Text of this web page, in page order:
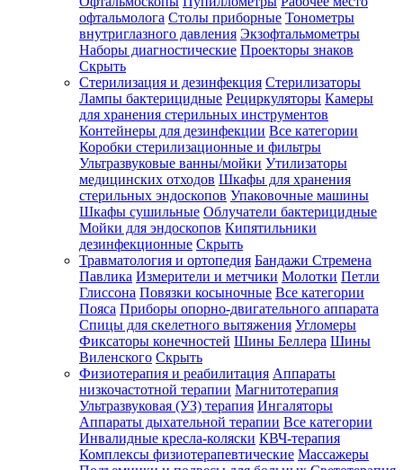
офтальмолога Столы приборные Тонометры
внутриглазного давления Экзофтальмометры
Наборы диагностические Проекторы знаков
Скрыть
Стерилизация и дезинфекция Стерилизаторы
Лампы бактерицидные Рециркуляторы Камеры
для хранения стерильных инструментов
Контейнеры для дезинфекции Все категории
Коробки стерилизационные и фильтры
Ультразвуковые ванны/мойки Утилизаторы
медицинских отходов Шкафы для хранения
стерильных эндоскопов Упаковочные машины
Шкафы сушильные Облучатели бактерицидные
Мойки для эндоскопов Кипятильники
дезинфекционные Скрыть
Травматология и ортопедия Бандажи Стремена
Павлика Измерители и метчики Молотки Петли
Глиссона Повязки косыночные Все категории
Пояса Приборы опорно-двигательного аппарата
Спицы для скелетного вытяжения Угломеры
Фиксаторы конечностей Шины Беллера Шины
Виленского Скрыть
Физиотерапия и реабилитация Аппараты
низкочастотной терапии Магнитотерапия
Ультразвуковая (УЗ) терапия Ингаляторы
Аппараты дыхательной терапии Все категории
Инвалидные кресла-коляски КВЧ-терапия
Комплексы физиотерапевтические Массажеры